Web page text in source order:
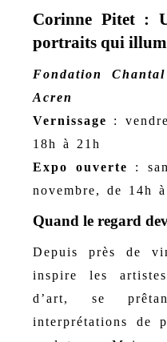
Corinne Pitet :
portraits qui
Fondation
Acren
Vernissage
:
18h à 21h
Expo ouverte
:
novembre, de 14h
Quand le regard
Depuis près de
inspire les
d’art, se
interprétations de